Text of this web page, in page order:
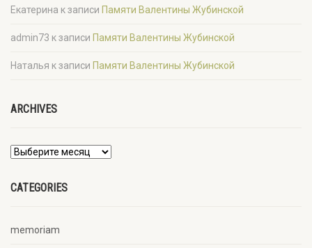
Екатерина к записи Памяти Валентины Жубинской
admin73 к записи Памяти Валентины Жубинской
Наталья к записи Памяти Валентины Жубинской
ARCHIVES
CATEGORIES
memoriam